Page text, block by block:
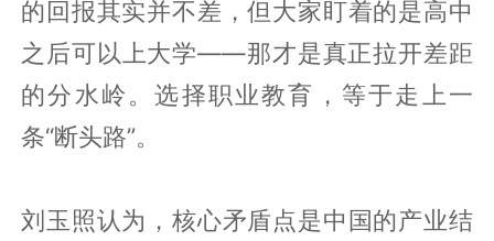
的回报其实并不差，但大家盯着的是高中
之后可以上大学——那才是真正拉开差距
的分水岭。选择职业教育，等于走上一
条“断头路”。
刘玉照认为，核心矛盾点是中国的产业结